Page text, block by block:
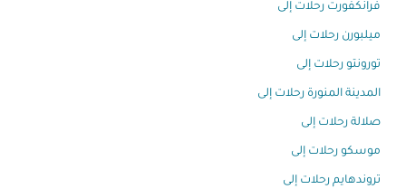
فرانكفورت رحلات إلى
ميلبورن رحلات إلى
تورونتو رحلات إلى
المدينة المنورة رحلات إلى
صلالة رحلات إلى
موسكو رحلات إلى
تروندهايم رحلات إلى